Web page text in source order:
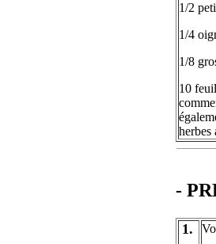
1/2
1/4
1/8
10
herbes
-
1.